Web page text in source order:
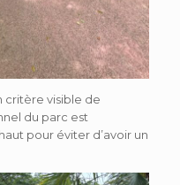
critère visible de
du parc est
pour éviter d’avoir un